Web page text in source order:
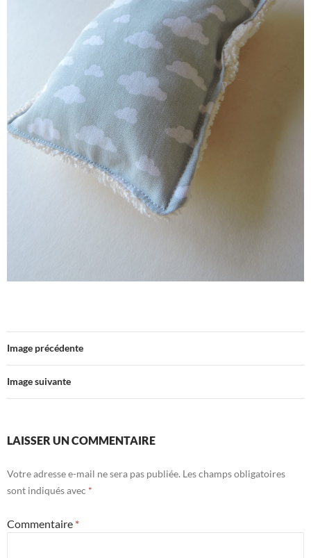
Image précédente
Image suivante
LAISSER UN COMMENTAIRE
Votre adresse e-mail ne sera pas publiée. Les champs obligatoires
sont indiqués avec *
Commentaire *